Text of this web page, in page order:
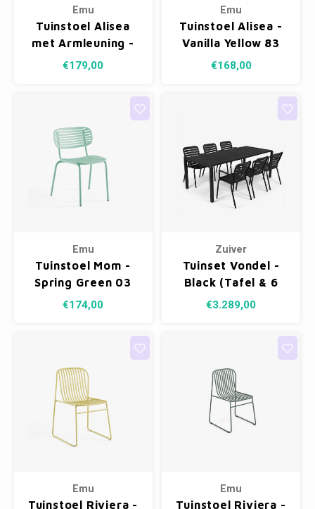
Emu
Tuinstoel Alisea
met Armleuning -
Intense Red 46
€179,00
Emu
Tuinstoel Alisea -
Vanilla Yellow 83
€168,00
Emu
Tuinstoel Mom -
Spring Green 03
€174,00
Zuiver
Tuinset Vondel -
Black (Tafel & 6
Armstoelen)
€3.289,00
Emu
Tuinstoel Riviera -
Emu
Tuinstoel Riviera -